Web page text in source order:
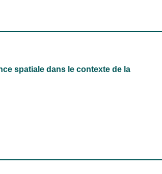
spatiale dans le contexte de la